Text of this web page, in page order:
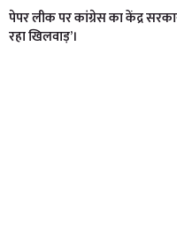
पेपर लीक पर कांग्रेस का केंद्र
रहा खिलवाड़’।